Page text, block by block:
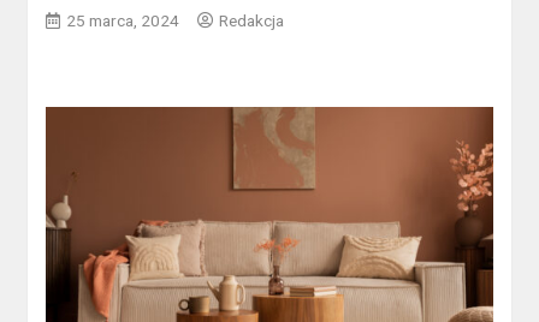
25 marca, 2024 Redakcja